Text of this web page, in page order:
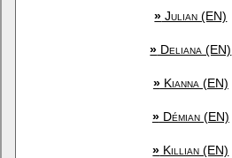
» Julian (EN)
» Deliana (EN)
»Kianna (EN)
»Démian (EN)
» Killian (EN)